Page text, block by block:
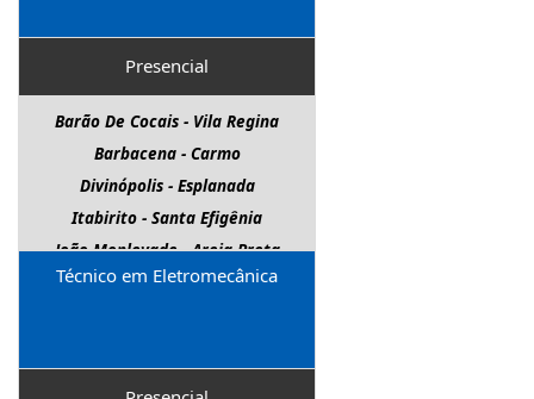
Presencial
Barão De Cocais - Vila Regina
Barbacena - Carmo
Divinópolis - Esplanada
Itabirito - Santa Efigênia
João Monlevade - Areia Preta
Nova Lima - Centro
Técnico em Eletromecânica